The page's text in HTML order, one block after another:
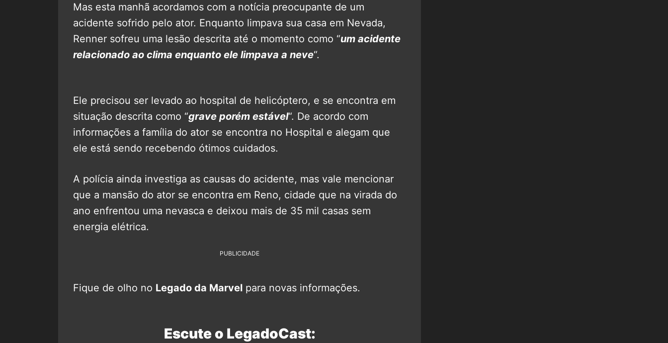
Mas esta manhã acordamos com a notícia preocupante de um
acidente sofrido pelo ator. Enquanto limpava sua casa em Nevada,
Renner sofreu uma lesão descrita até o momento como “um acidente
relacionado ao clima enquanto ele limpava a neve“.
Ele precisou ser levado ao hospital de helicóptero, e se encontra em
situação descrita como “grave porém estável“. De acordo com
informações a família do ator se encontra no Hospital e alegam que
ele está sendo recebendo ótimos cuidados.
A polícia ainda investiga as causas do acidente, mas vale mencionar
que a mansão do ator se encontra em Reno, cidade que na virada do
ano enfrentou uma nevasca e deixou mais de 35 mil casas sem
energia elétrica.
PUBLICIDADE
Fique de olho no Legado da Marvel para novas informações.
Escute o LegadoCast: